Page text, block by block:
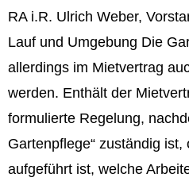
RA i.R. Ulrich Weber,
Lauf und Umgebung Die
allerdings im Mietvertrag
werden. Enthält der
formulierte Regelung,
Gartenpflege“ zuständig
aufgeführt ist, welche